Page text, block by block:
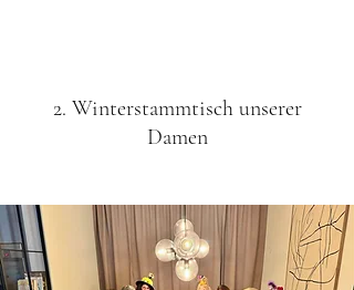
2. Winterstammtisch unserer
Damen